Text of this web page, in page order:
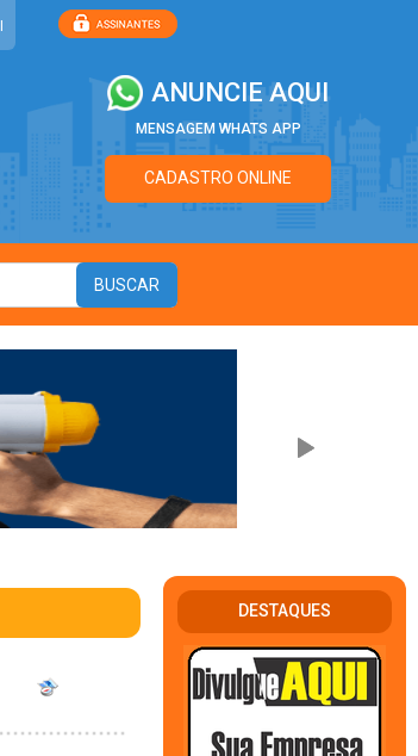
ANUNCIE AQUI
MENSAGEM WHATS APP
CADASTRO ONLINE
DESTAQUES